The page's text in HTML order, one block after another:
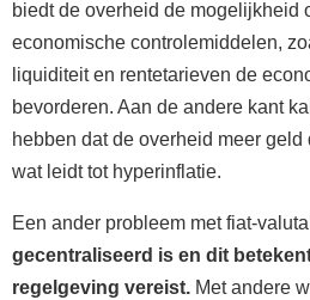
biedt de overheid de mogelijkheid
economische controlemiddelen,
liquiditeit en rentetarieven de
bevorderen. Aan de andere kant
hebben dat de overheid meer geld
wat leidt tot hyperinflatie.
Een ander probleem met fiat-
gecentraliseerd is en dit
regelgeving vereist. Met andere